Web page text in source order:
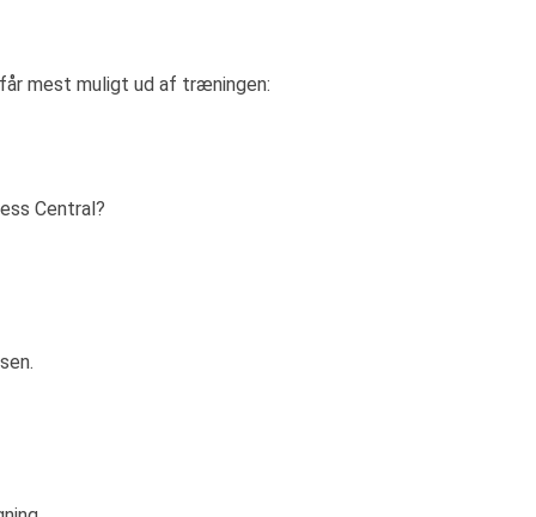
mest muligt ud af træningen:
Central?